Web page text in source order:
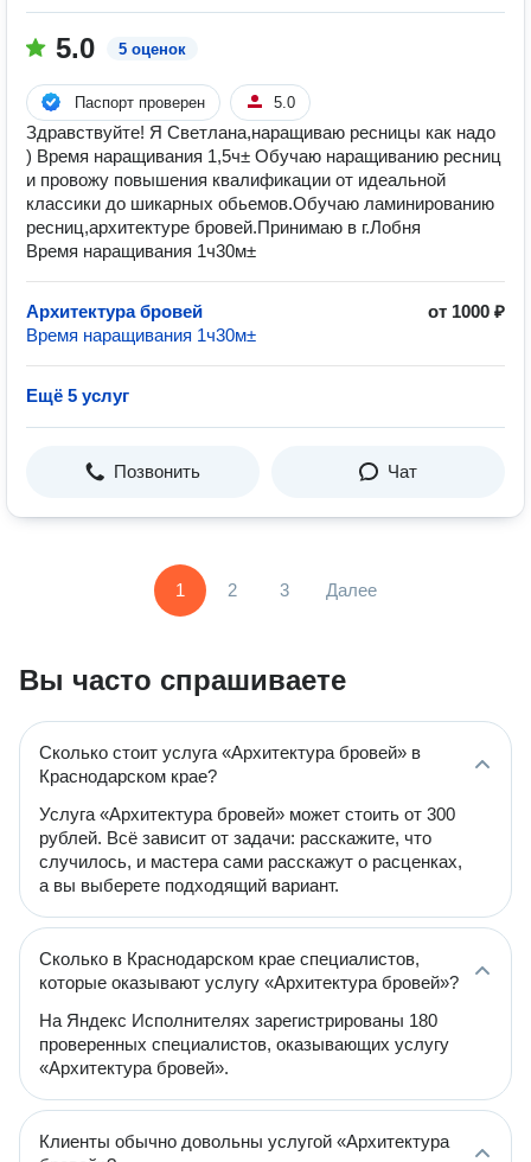
5.0 5 оценок
Паспорт проверен 5.0
Здравствуйте! Я Светлана,наращиваю ресницы как надо
) Время наращивания 1,5ч± Обучаю наращиванию ресниц
и провожу повышения квалификации от идеальной
классики до шикарных обьемов.Обучаю ламинированию
ресниц,архитектуре бровей.Принимаю в г.Лобня
Время наращивания 1ч30м±
Архитектура бровей
от 1000 ₽
Время наращивания 1ч30м±
Ещё 5 услуг
Позвонить Чат
1 2 3 Далее
Вы часто спрашиваете
Сколько стоит услуга «Архитектура бровей» в
Краснодарском крае?
Услуга «Архитектура бровей» может стоить от 300
рублей. Всё зависит от задачи: расскажите, что
случилось, и мастера сами расскажут о расценках,
а вы выберете подходящий вариант.
Сколько в Краснодарском крае специалистов,
которые оказывают услугу «Архитектура бровей»?
На Яндекс Исполнителях зарегистрированы 180
проверенных специалистов, оказывающих услугу
«Архитектура бровей».
Клиенты обычно довольны услугой «Архитектура